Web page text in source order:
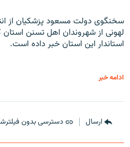
سخنگوی دولت مسعود پزشکیان از
لهونی از شهروندان اهل تسنن استان
استاندار این استان خبر داده است.
ادامه خبر
ارسال دسترسی بدون